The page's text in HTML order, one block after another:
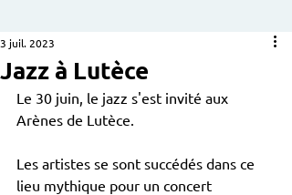
Jazz à Lutèce
3 juil. 2023
Le 30 juin, le jazz s'est invité aux
Arènes de Lutèce.
Les artistes se sont succédés dans ce
lieu mythique pour un concert